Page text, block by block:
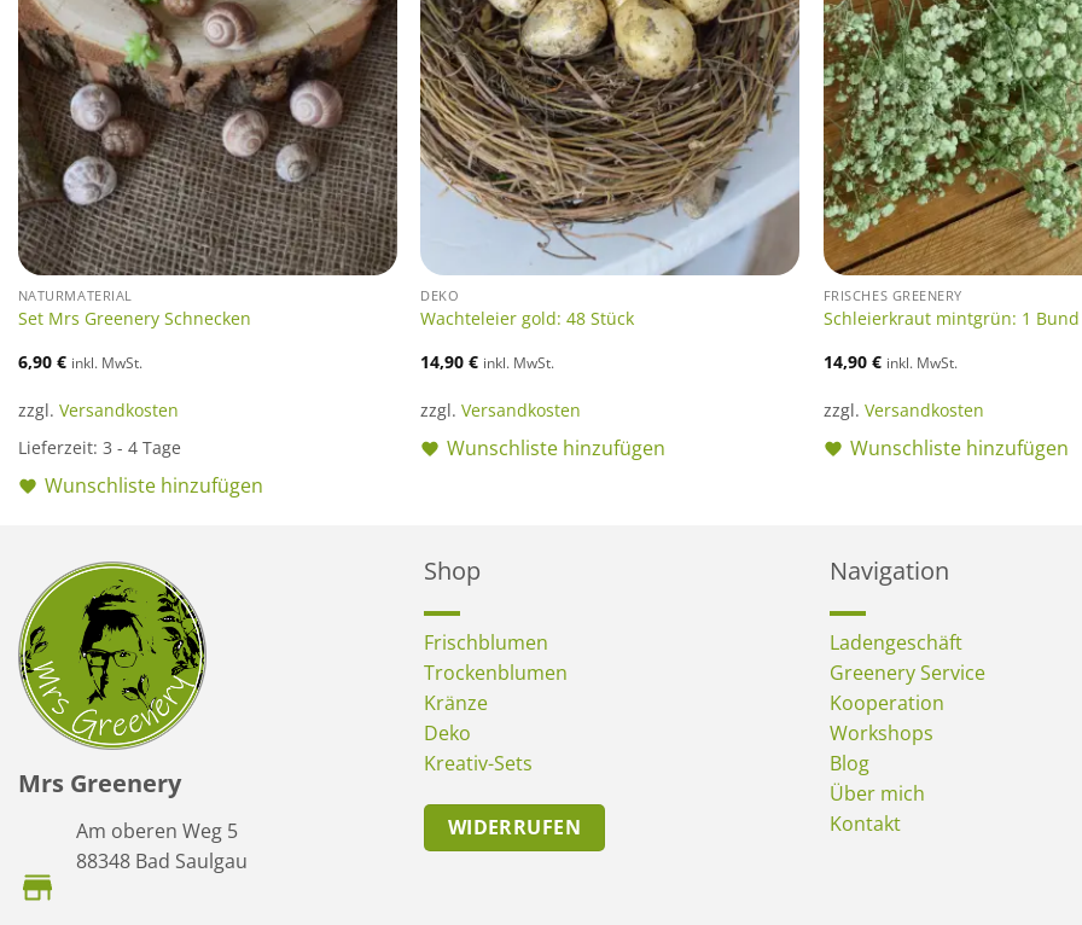
NATURMATERIAL
Set Mrs Greenery Schnecken
6,90 € inkl. MwSt.
zzgl. Versandkosten
Lieferzeit: 3 - 4 Tage
Wunschliste hinzufügen
DEKO
Wachteleier gold: 48 Stück
14,90€ inkl. MwSt.
zzgl.Versandkosten
Wunschliste hinzufügen
FRISCHES GREENERY
Schleierkraut mintgrün: 1 Bund
14,90 € inkl. MwSt.
zzgl. Versandkosten
Wunschliste hinzufügen
Mrs Greenery
Am oberen Weg 5
88348 Bad Saulgau
Shop
Frischblumen
Trockenblumen
Kränze
Deko
Kreativ-Sets
WIDERRUFEN
Navigation
Ladengeschäft
Greenery Service
Kooperation
Workshops
Blog
Über mich
Kontakt